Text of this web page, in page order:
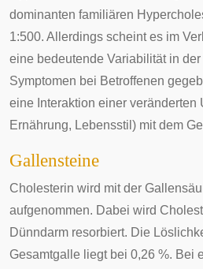
dominanten familiären
1:500. Allerdings scheint es im
eine bedeutende Variabilität in
Symptomen bei Betroffenen
eine Interaktion einer veränderten
Ernährung, Lebensstil) mit dem
Gallensteine
Cholesterin wird mit der
aufgenommen. Dabei wird
Dünndarm resorbiert. Die
Gesamtgalle liegt bei 0,26 %. Bei